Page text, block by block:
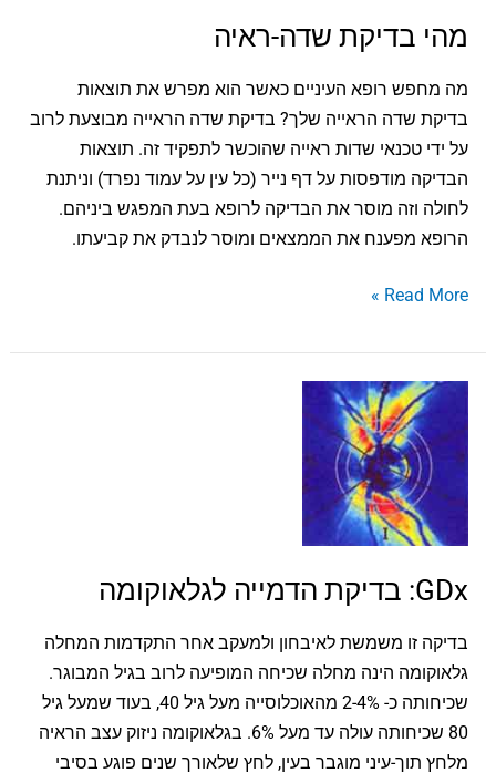
מהי בדיקת שדה-ראיה
מה מחפש רופא העיניים כאשר הוא מפרש את תוצאות
בדיקת שדה הראייה שלך? בדיקת שדה הראייה מבוצעת לרוב
על ידי טכנאי שדות ראייה שהוכשר לתפקיד זה. תוצאות
הבדיקה מודפסות על דף נייר (כל עין על עמוד נפרד) וניתנת
לחולה וזה מוסר את הבדיקה לרופא בעת המפגש ביניהם.
הרופא מפענח את הממצאים ומוסר לנבדק את קביעתו.
Read More »
GDx: בדיקת הדמייה לגלאוקומה
בדיקה זו משמשת לאיבחון ולמעקב אחר התקדמות המחלה
גלאוקומה הינה מחלה שכיחה המופיעה לרוב בגיל המבוגר.
שכיחותה כ- 2-4% מהאוכלוסייה מעל גיל 40, בעוד שמעל גיל
80 שכיחותה עולה עד מעל 6%. בגלאוקומה ניזוק עצב הראיה
מלחץ תוך-עיני מוגבר בעין, לחץ שלאורך שנים פוגע בסיבי
GDx:
בדיקת
הדמייה
לגלאוקומה